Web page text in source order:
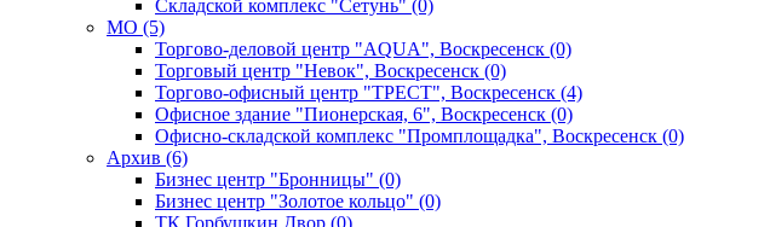
Складской комплекс "Сетунь" (0)
MO (5)
Торгово-деловой центр "AQUA", Воскресенск (0)
Торговый центр "Невок", Воскресенск (0)
Торгово-офисный центр "ТРЕСТ", Воскресенск (4)
Офисное здание "Пионерская, 6", Воскресенск (0)
Офисно-складской комплекс "Промплощадка", Воскресенск (0)
Архив (6)
Бизнес центр "Бронницы" (0)
Бизнес центр "Золотое кольцо" (0)
ТК Горбушкин Двор (0)